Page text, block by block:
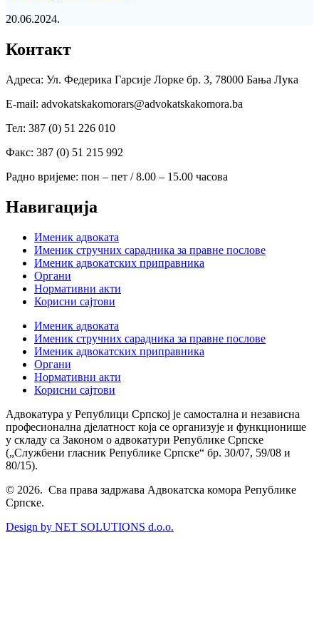
20.06.2024.
Контакт
Адреса: Ул. Федерика Гарсије Лорке бр. 3, 78000 Бања Лука
Е-mail: advokatskakomorars@advokatskakomora.ba
Тел: 387 (0) 51 226 010
Факс: 387 (0) 51 215 992
Радно вријеме: пон – пет / 8.00 – 15.00 часова
Навигација
Именик адвоката
Именик стручних сарадника за правне послове
Именик адвокатских приправника
Органи
Нормативни акти
Корисни сајтови
Именик адвоката
Именик стручних сарадника за правне послове
Именик адвокатских приправника
Органи
Нормативни акти
Корисни сајтови
Адвокатура у Републици Српској је самостална и независна
професионална дјелатност која се организује и функционише
у складу са Законом о адвокатури Републике Српске
(„Службени гласник Републике Српске“ бр. 30/07, 59/08 и
80/15).
© 2026. Сва права задржава Адвокатска комора Републике
Српске.
Design by NET SOLUTIONS d.o.o.